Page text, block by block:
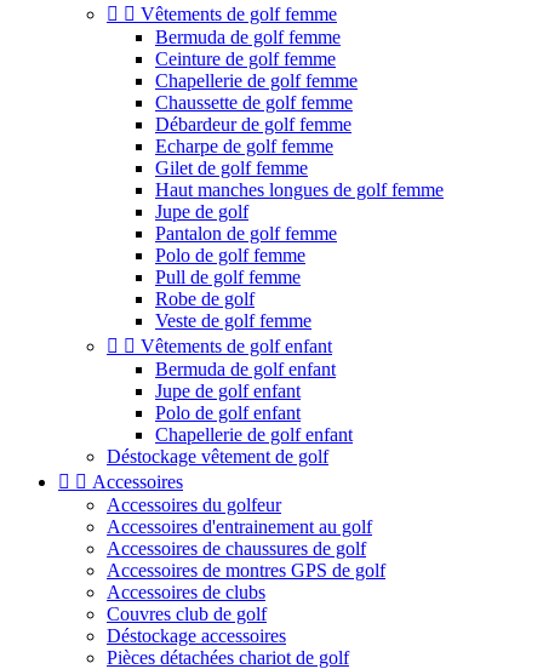
  Vêtements de golf femme
Bermuda de golf femme
Ceinture de golf femme
Chapellerie de golf femme
Chaussette de golf femme
Débardeur de golf femme
Echarpe de golf femme
Gilet de golf femme
Haut manches longues de golf femme
Jupe de golf
Pantalon de golf femme
Polo de golf femme
Pull de golf femme
Robe de golf
Veste de golf femme
  Vêtements de golf enfant
Bermuda de golf enfant
Jupe de golf enfant
Polo de golf enfant
Chapellerie de golf enfant
Déstockage vêtement de golf
  Accessoires
Accessoires du golfeur
Accessoires d'entrainement au golf
Accessoires de chaussures de golf
Accessoires de montres GPS de golf
Accessoires de clubs
Couvres club de golf
Déstockage accessoires
Pièces détachées chariot de golf